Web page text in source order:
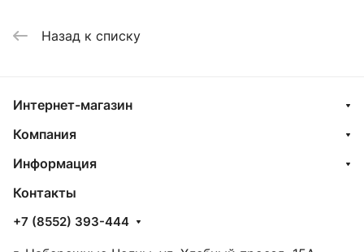
Назад к списку
Интернет-магазин
Компания
Информация
Контакты
+7 (8552) 393-444